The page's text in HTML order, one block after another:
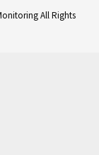
All Rights